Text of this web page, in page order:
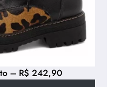
– R$ 242,90